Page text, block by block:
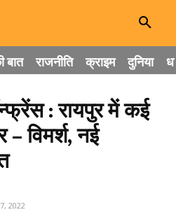
बात राजनीति क्राइम दुनिया
: रायपुर में कई
– विमर्श, नई
2022